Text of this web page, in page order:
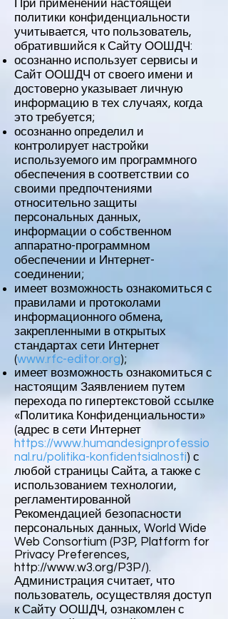
При применении настоящей
политики конфиденциальности
учитывается, что пользователь,
обратившийся к Сайту ООШДЧ:
осознанно использует сервисы и
Сайт ООШДЧ от своего имени и
достоверно указывает личную
информацию в тех случаях, когда
это требуется;
осознанно определил и
контролирует настройки
используемого им программного
обеспечения в соответствии со
своими предпочтениями
относительно защиты
персональных данных,
информации о собственном
аппаратно-программном
обеспечении и Интернет-
соединении;
имеет возможность ознакомиться с
правилами и протоколами
информационного обмена,
закрепленными в открытых
стандартах сети Интернет
(www.rfc-editor.org);
имеет возможность ознакомиться с
настоящим Заявлением путем
перехода по гипертекстовой ссылке
«Политика Конфиденциальности»
(адрес в сети Интернет
https://www.humandesignprofessio
nal.ru/politika-konfidentsialnosti) с
любой страницы Сайта, а также с
использованием технологии,
регламентированной
Рекомендацией безопасности
персональных данных, World Wide
Web Consortium (P3P, Platform for
Privacy Preferences,
http://www.w3.org/P3P/).
Администрация считает, что
пользователь, осуществляя доступ
к Сайту ООШДЧ, ознакомлен с